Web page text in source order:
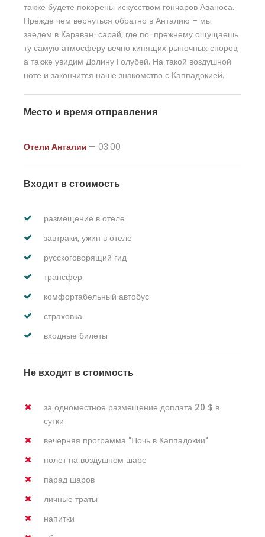
также будете покорены искусством гончаров Аваноса.
Прежде чем вернуться обратно в Анталию – мы
заедем в Караван-сарай, где по-прежнему ощущаешь
ту самую атмосферу вечно кипящих рыночных споров,
а также увидим Долину Голубей. На такой воздушной
ноте и закончится наше знакомство с Каппадокией.
Место и время отправления
Отели Анталии — 03:00
Входит в стоимость
размещение в отеле
завтраки, ужин в отеле
русскоговорящий гид
трансфер
комфортабельный автобус
страховка
входные билеты
Не входит в стоимость
за одноместное размещение доплата 20 $ в
сутки
вечерняя программа "Ночь в Каппадокии"
полет на воздушном шаре
парад шаров
личные траты
напитки